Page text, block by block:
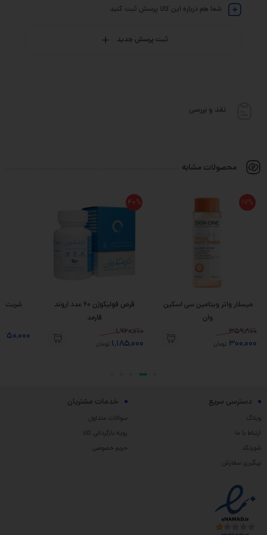
شما هم درباره این کالا پرسش ثبت کنید
ثبت پرسش جدید
نقد و بررسی
محصولات مشابه
17%
میسلار واتر ویتامین سی اسکین
وان
359,800
300,000 تومان
40%
قرص فولیکوژن 60 عدد اروند
فارمد
1,960,000
1,185,000 تومان
دسترسی سریع
وبلاگ
ارتباط با ما
شورتکد
پیگیری سفارش
خدمات مشتریان
سوالات متداول
رویه بازگردانی کالا
حریم خصوصی